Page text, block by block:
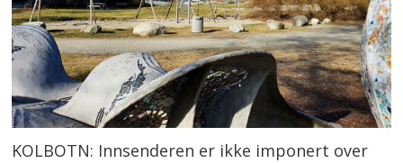
KOLBOTN: Innsenderen er ikke imponert over